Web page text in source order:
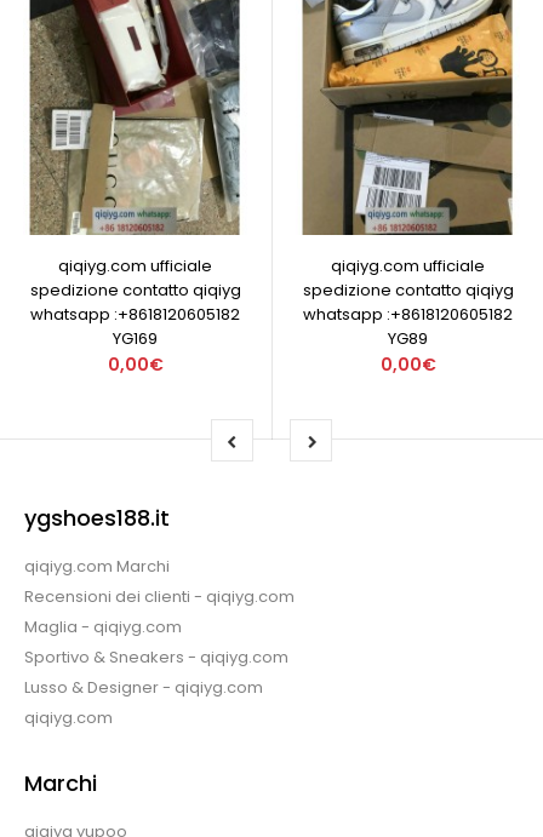
qiqiyg.com ufficiale
spedizione contatto qiqiyg
whatsapp :+8618120605182
YG169
0,00€
qiqiyg.com ufficiale
spedizione contatto qiqiyg
whatsapp :+8618120605182
YG89
0,00€
ygshoes188.it
qiqiyg.com Marchi
Recensioni dei clienti - qiqiyg.com
Maglia - qiqiyg.com
Sportivo & Sneakers - qiqiyg.com
Lusso & Designer - qiqiyg.com
qiqiyg.com
Marchi
qiqiyg yupoo